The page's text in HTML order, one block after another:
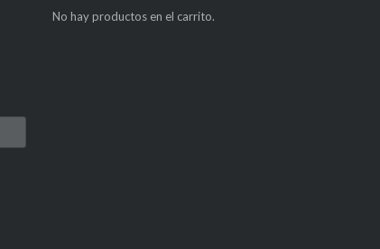
No hay productos en el carrito.